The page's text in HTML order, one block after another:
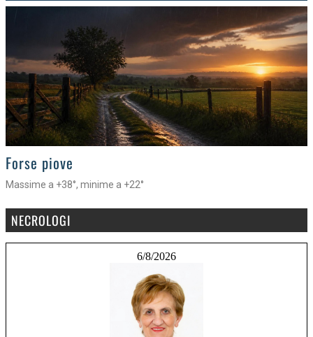
>
Forse piove
Massime a +38°, minime a +22°
NECROLOGI
6/8/2026